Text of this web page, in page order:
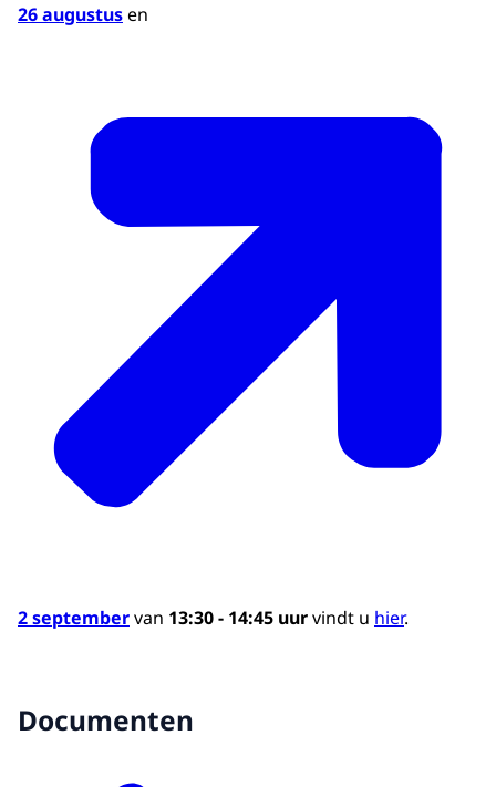
26 augustusen
2 septembervan 13:30 - 14:45 uurvindt u hier.
Documenten